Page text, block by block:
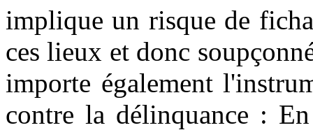
implique un risque de
ces lieux et donc
importe également
contre la délinquance :